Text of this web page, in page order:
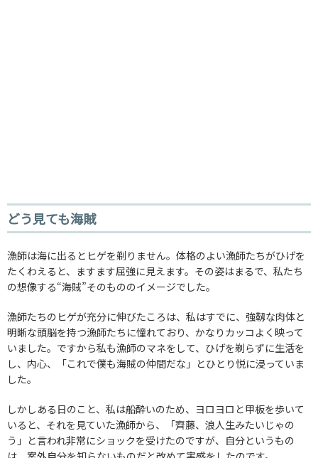
どう見ても海賊
漁師は海に出るとヒゲを剃りません。体格のよい漁師たちがひげを
たくわえると、ますます屈強に見えます。その姿はまるで、私たち
の想像する“海賊”そのもののイメージでした。
漁師たちのヒゲが充分に伸びたころは、私はすでに、強靱な肉体と
明晰な頭脳を持つ漁師たちに憧れており、かなりカッコよく映って
いました。ですから私も漁師のマネをして、ひげを剃らずに生活を
し、内心、「これで僕も海賊の仲間だな」とひとり悦に浸っていま
した。
しかしある日のこと、私は船酔いのため、ヨロヨロと甲板を歩いて
いると、それを見ていた漁師から、「齊藤、浪人生みたいじゃの
う」と言われ非常にショックを受けたのですが、自分というもの